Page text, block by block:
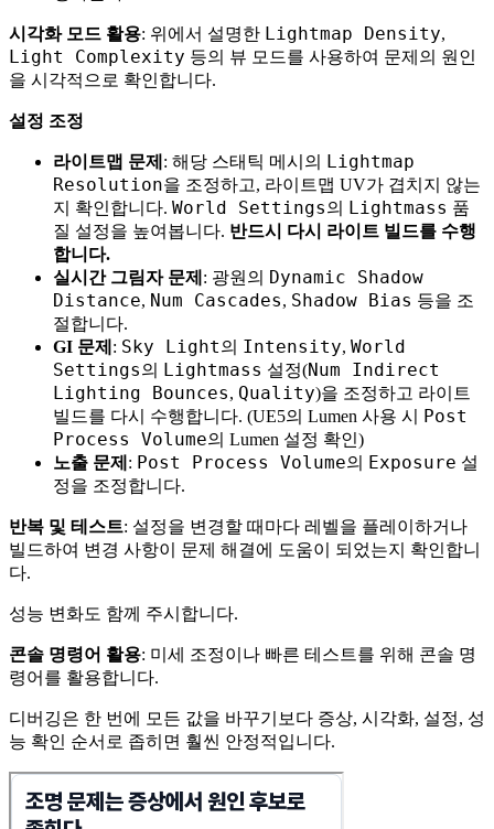
시각화 모드 활용: 위에서 설명한 Lightmap Density,
Light Complexity 등의 뷰 모드를 사용하여 문제의 원인
을 시각적으로 확인합니다.
설정 조정
라이트맵 문제 : 해당 스태틱 메시의 Lightmap
Resolution을 조정하고, 라이트맵 UV가 겹치지 않는
지 확인합니다. World Settings의 Lightmass 품
질 설정을 높여봅니다. 반드시 다시 라이트 빌드를 수행
합니다.
실시간 그림자 문제 : 광원의 Dynamic Shadow
Distance, Num Cascades, Shadow Bias 등을 조
절합니다.
GI 문제 : Sky Light의 Intensity, World
Settings의 Lightmass 설정(Num Indirect
Lighting Bounces, Quality)을 조정하고 라이트
빌드를 다시 수행합니다. (UE5의 Lumen 사용 시 Post
Process Volume의 Lumen 설정 확인)
노출 문제 : Post Process Volume의 Exposure 설
정을 조정합니다.
반복 및 테스트: 설정을 변경할 때마다 레벨을 플레이하거나
빌드하여 변경 사항이 문제 해결에 도움이 되었는지 확인합니
다.
성능 변화도 함께 주시합니다.
콘솔 명령어 활용: 미세 조정이나 빠른 테스트를 위해 콘솔 명
령어를 활용합니다.
디버깅은 한 번에 모든 값을 바꾸기보다 증상, 시각화, 설정, 성
능 확인 순서로 좁히면 훨씬 안정적입니다.